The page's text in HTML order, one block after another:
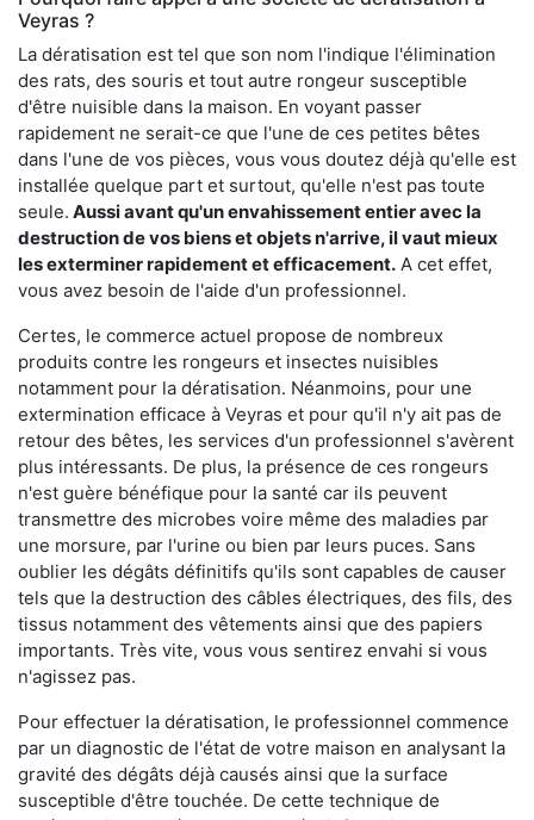
Veyras ?
La dératisation est tel que son nom l'indique l'élimination
des rats, des souris et tout autre rongeur susceptible
d'être nuisible dans la maison. En voyant passer
rapidement ne serait-ce que l'une de ces petites bêtes
dans l'une de vos pièces, vous vous doutez déjà qu'elle est
installée quelque part et surtout, qu'elle n'est pas toute
seule. Aussi avant qu'un envahissement entier avec la
destruction de vos biens et objets n'arrive, il vaut mieux
les exterminer rapidement et efficacement. A cet effet,
vous avez besoin de l'aide d'un professionnel.
Certes, le commerce actuel propose de nombreux
produits contre les rongeurs et insectes nuisibles
notamment pour la dératisation. Néanmoins, pour une
extermination efficace à Veyras et pour qu'il n'y ait pas de
retour des bêtes, les services d'un professionnel s'avèrent
plus intéressants. De plus, la présence de ces rongeurs
n'est guère bénéfique pour la santé car ils peuvent
transmettre des microbes voire même des maladies par
une morsure, par l'urine ou bien par leurs puces. Sans
oublier les dégâts définitifs qu'ils sont capables de causer
tels que la destruction des câbles électriques, des fils, des
tissus notamment des vêtements ainsi que des papiers
importants. Très vite, vous vous sentirez envahi si vous
n'agissez pas.
Pour effectuer la dératisation, le professionnel commence
par un diagnostic de l'état de votre maison en analysant la
gravité des dégâts déjà causés ainsi que la surface
susceptible d'être touchée. De cette technique de